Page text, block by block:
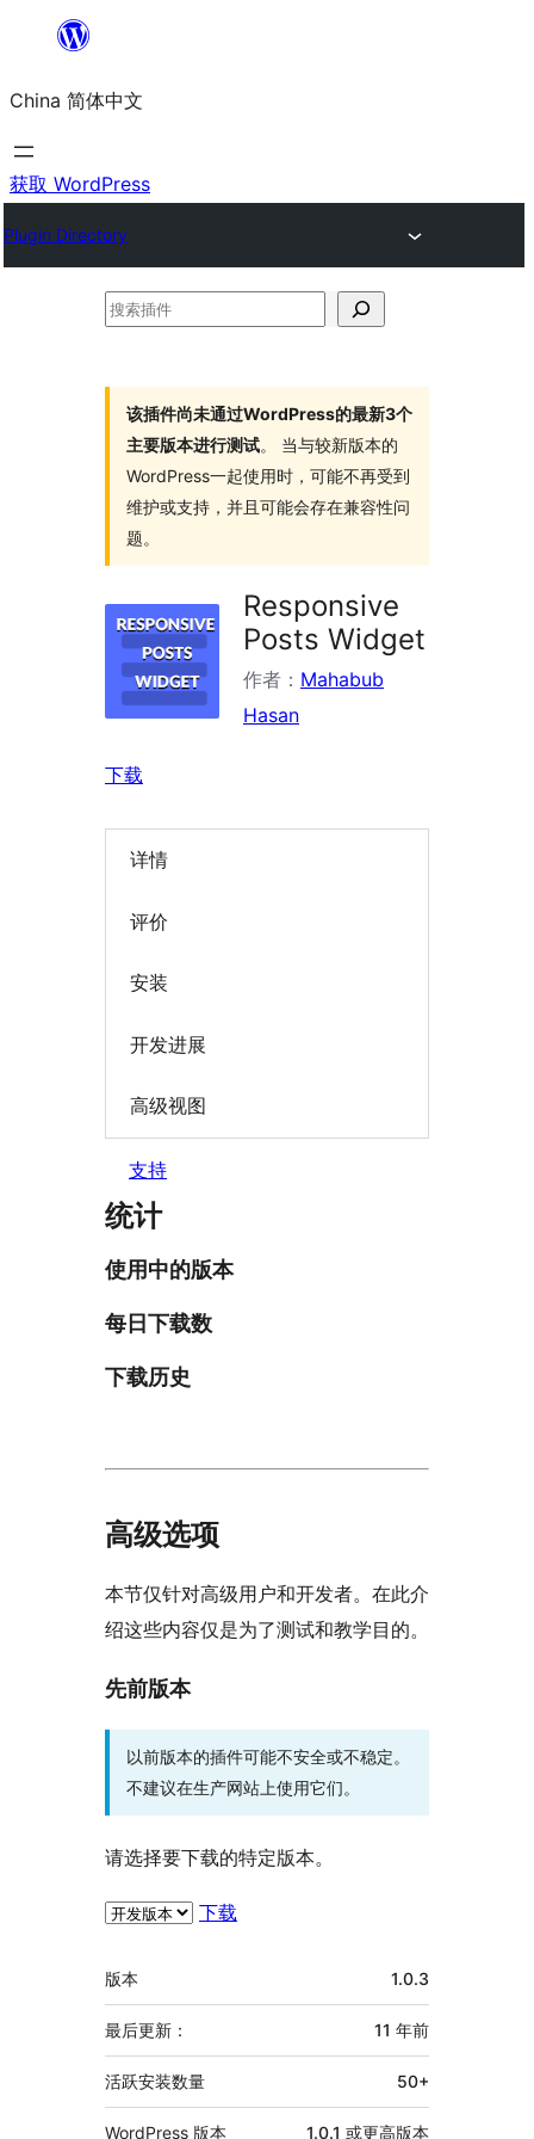
内
容
China 简体中文
获取 WordPress
Plugin Directory
搜
该插件尚未通过WordPress的最新3个
主要版本进行测试。 当与较新版本的
WordPress一起使用时，可能不再受到
维护或支持，并且可能会存在兼容性问
题。
Responsive
Posts Widget
作者： Mahabub
Hasan
下载
详情
评价
安装
开发进展
高级视图
支持
统计
使用中的版本
每日下载数
下载历史
高级选项
本节仅针对高级用户和开发者。在此介
绍这些内容仅是为了测试和教学目的。
先前版本
以前版本的插件可能不安全或不稳定。
不建议在生产网站上使用它们。
请选择要下载的特定版本。
下载
额
外
信
息
版本 1.0.3
最后更新： 11 年前
活跃安装数量 50+
WordPress 版本 1.0.1 或更高版本